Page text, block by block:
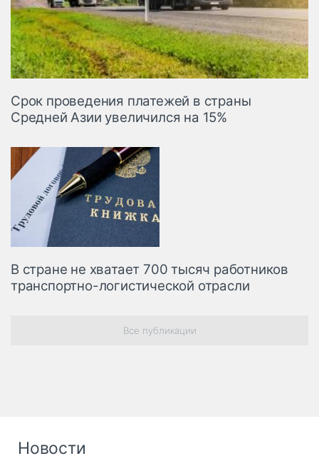
Срок проведения платежей в страны
Средней Азии увеличился на 15%
В стране не хватает 700 тысяч работников
транспортно-логистической отрасли
Все публикации
Новости